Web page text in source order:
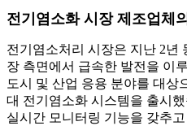
전기염소화 시장 제조업체
전기염소처리 시장은 지난 2년
장 측면에서 급속한 발전을 이
도시 및 산업 응용 분야를 대상
대 전기염소화 시스템을 출시
실시간 모니터링 기능을 갖추